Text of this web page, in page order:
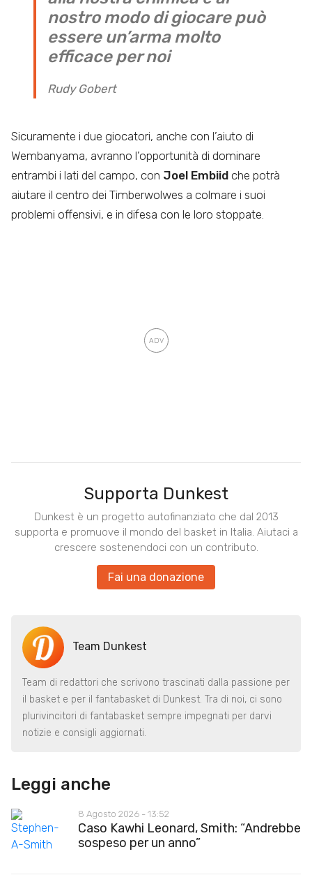
nostro modo di giocare può
essere un’arma molto
efficace per noi
Rudy Gobert
Sicuramente i due giocatori, anche con l’aiuto di
Wembanyama, avranno l’opportunità di dominare
entrambi i lati del campo, con Joel Embiid che potrà
aiutare il centro dei Timberwolwes a colmare i suoi
problemi offensivi, e in difesa con le loro stoppate.
Supporta Dunkest
Dunkest è un progetto autofinanziato che dal 2013
supporta e promuove il mondo del basket in Italia. Aiutaci a
crescere sostenendoci con un contributo.
Fai una donazione
Team Dunkest
Team di redattori che scrivono trascinati dalla passione per
il basket e per il fantabasket di Dunkest. Tra di noi, ci sono
plurivincitori di fantabasket sempre impegnati per darvi
notizie e consigli aggiornati.
Leggi anche
8 Agosto 2026 - 13:52
Caso Kawhi Leonard, Smith: “Andrebbe
sospeso per un anno”